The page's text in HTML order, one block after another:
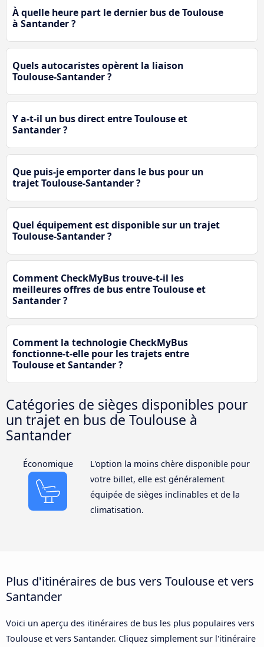
À quelle heure part le dernier bus de Toulouse
à Santander ?
Quels autocaristes opèrent la liaison
Toulouse-Santander ?
Y a-t-il un bus direct entre Toulouse et
Santander ?
Que puis-je emporter dans le bus pour un
trajet Toulouse-Santander ?
Quel équipement est disponible sur un trajet
Toulouse-Santander ?
Comment CheckMyBus trouve-t-il les
meilleures offres de bus entre Toulouse et
Santander ?
Comment la technologie CheckMyBus
fonctionne-t-elle pour les trajets entre
Toulouse et Santander ?
Catégories de sièges disponibles pour
un trajet en bus de Toulouse à
Santander
Économique
L'option la moins chère disponible pour
votre billet, elle est généralement
équipée de sièges inclinables et de la
climatisation.
Plus d'itinéraires de bus vers Toulouse et vers
Santander
Voici un aperçu des itinéraires de bus les plus populaires vers
Toulouse et vers Santander. Cliquez simplement sur l'itinéraire